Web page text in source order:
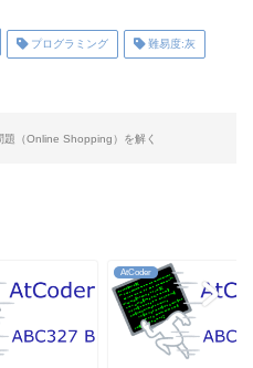
プログラミング 難易度:灰
題（Online Shopping）を解く
AtCoder